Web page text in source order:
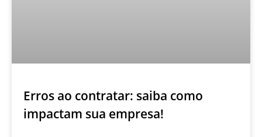
Erros ao contratar: saiba como
impactam sua empresa!